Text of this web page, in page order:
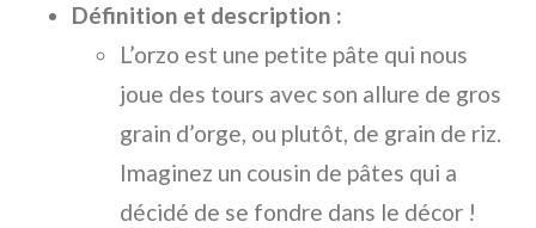
Définition et description :
L’orzo est une petite pâte qui nous
joue des tours avec son allure de gros
grain d’orge, ou plutôt, de grain de riz.
Imaginez un cousin de pâtes qui a
décidé de se fondre dans le décor !